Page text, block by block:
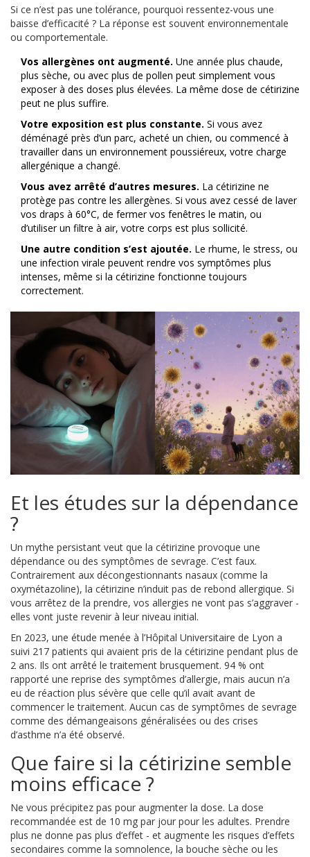
Si ce n’est pas une tolérance, pourquoi ressentez-vous une
baisse d’efficacité ? La réponse est souvent environnementale
ou comportementale.
Vos allergènes ont augmenté. Une année plus chaude,
plus sèche, ou avec plus de pollen peut simplement vous
exposer à des doses plus élevées. La même dose de cétirizine
peut ne plus suffire.
Votre exposition est plus constante. Si vous avez
déménagé près d’un parc, acheté un chien, ou commencé à
travailler dans un environnement poussiéreux, votre charge
allergénique a changé.
Vous avez arrêté d’autres mesures. La cétirizine ne
protège pas contre les allergènes. Si vous avez cessé de laver
vos draps à 60°C, de fermer vos fenêtres le matin, ou
d’utiliser un filtre à air, votre corps est plus sollicité.
Une autre condition s’est ajoutée. Le rhume, le stress, ou
une infection virale peuvent rendre vos symptômes plus
intenses, même si la cétirizine fonctionne toujours
correctement.
Et les études sur la dépendance
?
Un mythe persistant veut que la cétirizine provoque une
dépendance ou des symptômes de sevrage. C’est faux.
Contrairement aux décongestionnants nasaux (comme la
oxymétazoline), la cétirizine n’induit pas de rebond allergique. Si
vous arrêtez de la prendre, vos allergies ne vont pas s’aggraver -
elles vont juste revenir à leur niveau initial.
En 2023, une étude menée à l’Hôpital Universitaire de Lyon a
suivi 217 patients qui avaient pris de la cétirizine pendant plus de
2 ans. Ils ont arrêté le traitement brusquement. 94 % ont
rapporté une reprise des symptômes d’allergie, mais aucun n’a
eu de réaction plus sévère que celle qu’il avait avant de
commencer le traitement. Aucun cas de symptômes de sevrage
comme des démangeaisons généralisées ou des crises
d’asthme n’a été observé.
Que faire si la cétirizine semble
moins efficace ?
Ne vous précipitez pas pour augmenter la dose. La dose
recommandée est de 10 mg par jour pour les adultes. Prendre
plus ne donne pas plus d’effet - et augmente les risques d’effets
secondaires comme la somnolence, la bouche sèche ou les